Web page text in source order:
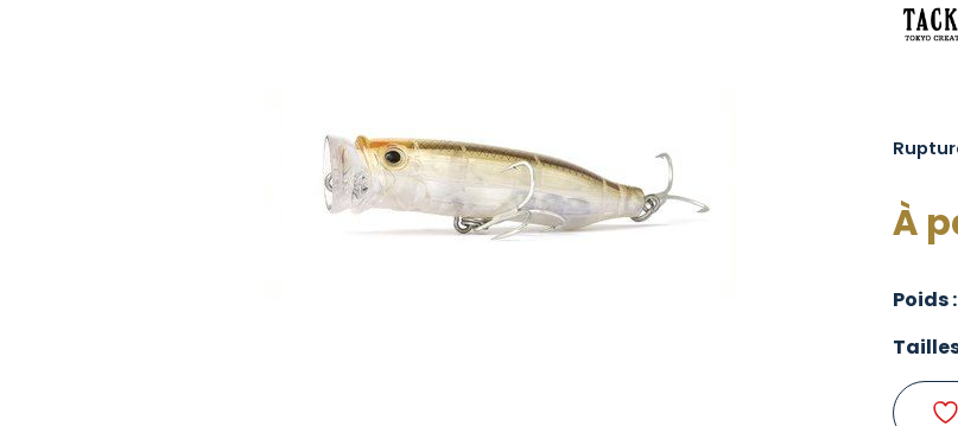
À
Poids :